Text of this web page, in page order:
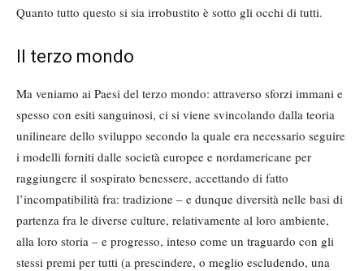
Quanto tutto questo si sia irrobustito è sotto gli occhi di tutti.
Il terzo mondo
Ma veniamo ai Paesi del terzo mondo: attraverso sforzi immani e
spesso con esiti sanguinosi, ci si viene svincolando dalla teoria
unilineare dello sviluppo secondo la quale era necessario seguire
i modelli forniti dalle società europee e nordamericane per
raggiungere il sospirato benessere, accettando di fatto
l’incompatibilità fra: tradizione – e dunque diversità nelle basi di
partenza fra le diverse culture, relativamente al loro ambiente,
alla loro storia – e progresso, inteso come un traguardo con gli
stessi premi per tutti (a prescindere, o meglio escludendo, una